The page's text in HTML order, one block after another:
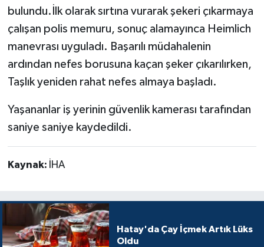
bulundu.İlk olarak sırtına vurarak şekeri çıkarmaya
çalışan polis memuru, sonuç alamayınca Heimlich
manevrası uyguladı. Başarılı müdahalenin
ardından nefes borusuna kaçan şeker çıkarılırken,
Taşlık yeniden rahat nefes almaya başladı.
Yaşananlar iş yerinin güvenlik kamerası tarafından
saniye saniye kaydedildi.
Kaynak: İHA
Hatay'da Çay İçmek Artık Lüks
Oldu